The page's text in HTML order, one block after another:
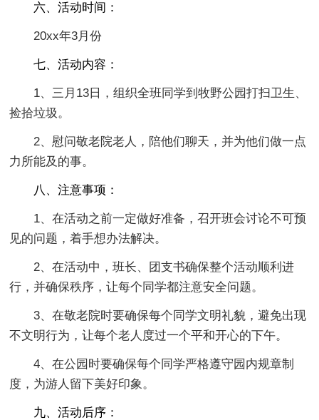
六、活动时间：
20xx年3月份
七、活动内容：
1、三月13日，组织全班同学到牧野公园打扫卫生、
捡拾垃圾。
2、慰问敬老院老人，陪他们聊天，并为他们做一点
力所能及的事。
八、注意事项：
1、在活动之前一定做好准备，召开班会讨论不可预
见的问题，着手想办法解决。
2、在活动中，班长、团支书确保整个活动顺利进
行，并确保秩序，让每个同学都注意安全问题。
3、在敬老院时要确保每个同学文明礼貌，避免出现
不文明行为，让每个老人度过一个平和开心的下午。
4、在公园时要确保每个同学严格遵守园内规章制
度，为游人留下美好印象。
九、活动后序：